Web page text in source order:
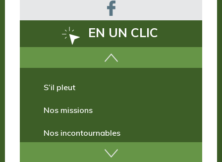
EN UN CLIC
Nos incontournables